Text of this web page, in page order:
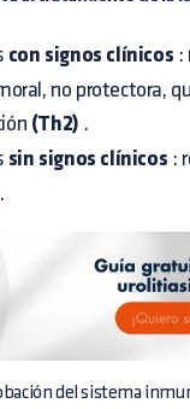
con signos clínicos :
no protectora,
(Th2) .
sin signos clínicos :
.
del sistema